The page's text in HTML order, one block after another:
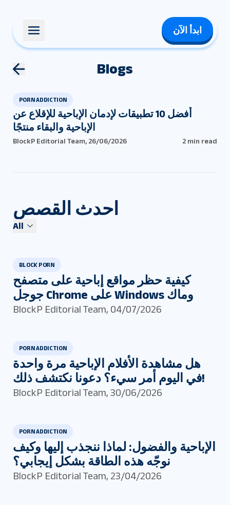
ابدأ الآن
Blogs
PORN ADDICTION
أفضل 10 تطبيقات لإدمان الإباحية للإقلاع عن
الإباحية والبقاء منتجًا
BlockP Editorial Team, 26/06/2026 2 min read
احدث القصص
All
BLOCK PORN
كيفية حظر مواقع إباحية على متصفح
جوجل Chrome على Windows وماك
BlockP Editorial Team, 04/07/2026
PORN ADDICTION
هل مشاهدة الأفلام الإباحية مرة واحدة
في اليوم أمر سيء؟ دعونا نكتشف ذلك!
BlockP Editorial Team, 30/06/2026
PORN ADDICTION
الإباحية والفضول: لماذا ننجذب إليها وكيف
نوجّه هذه الطاقة بشكل إيجابي؟
BlockP Editorial Team, 23/04/2026